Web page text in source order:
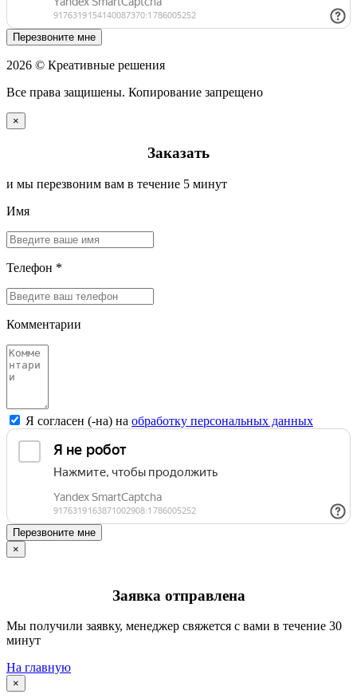
Перезвоните мне
2026 © Креативные решения
Все права защишены. Копирование запрещено
×
Заказать
и мы перезвоним вам в течение 5 минут
Имя
Телефон *
Комментарии
Я согласен (-на) на обработку персональных данных
Перезвоните мне
×
Заявка отправлена
Мы получили заявку, менеджер свяжется с вами в течение 30
минут
На главную
×